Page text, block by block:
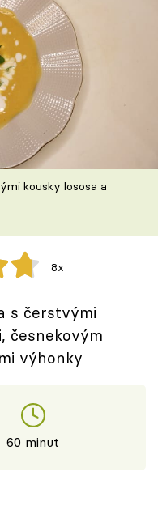
kousky lososa a
8x
s čerstvými
česnekovým
výhonky
60 minut